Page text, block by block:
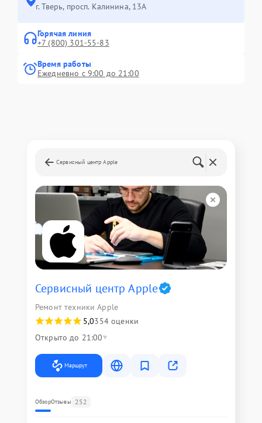
г. Тверь, просп. Калинина, 13А
Горячая линия
+7 (800) 301-55-83
Время работы
Ежедневно с 9:00 до 21:00
Сервисный центр Apple
Сервисный центр Apple
Ремонт техники Apple
5,0354 оценки
Открыто до 21:00
Маршрут
ОбзорОтзывы 252